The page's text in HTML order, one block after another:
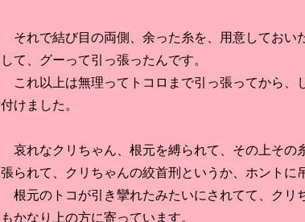
それで結び目の両側、余った糸を、用意しておい
して、グーって引っ張ったんです。
これ以上は無理ってトコロまで引っ張ってから、
付けました。
哀れなクリちゃん、根元を縛られて、その上その
張られて、クリちゃんの絞首刑というか、ホントに
根元のトコが引き攣れたみたいにされてて、クリ
もかなり上の方に寄っています。